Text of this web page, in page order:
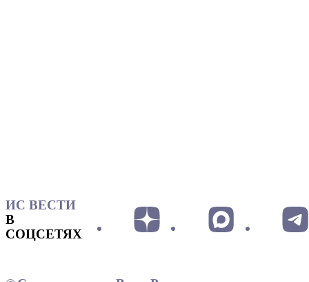
ИС ВЕСТИ
В
СОЦСЕТЯХ